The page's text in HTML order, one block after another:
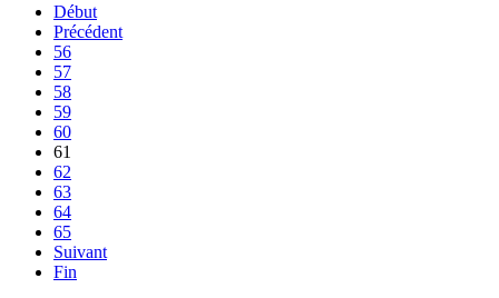
Début
Précédent
56
57
58
59
60
61
62
63
64
65
Suivant
Fin